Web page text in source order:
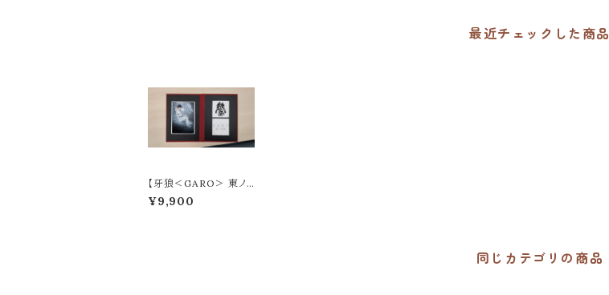
最近チェックした商品
【牙狼＜GARO＞ 東ノ
界楼 界楼ポスター】牙
狼＜GARO＞20周年記
¥9,900
同じカテゴリの商品